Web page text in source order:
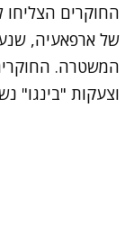
החוקרים
של ארפאעיה,
המשטרה.
וצעקות "בינגו"